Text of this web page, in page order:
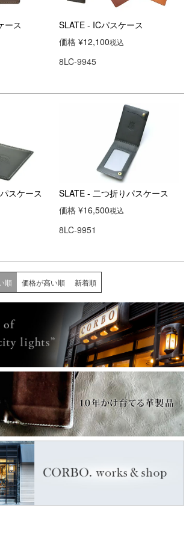
ース
SLATE - ICパスケース
価格 ¥12,100税込
8LC-9945
スケース
SLATE - 二つ折りパスケース
価格 ¥16,500税込
8LC-9951
順 価格が高い順 新着順